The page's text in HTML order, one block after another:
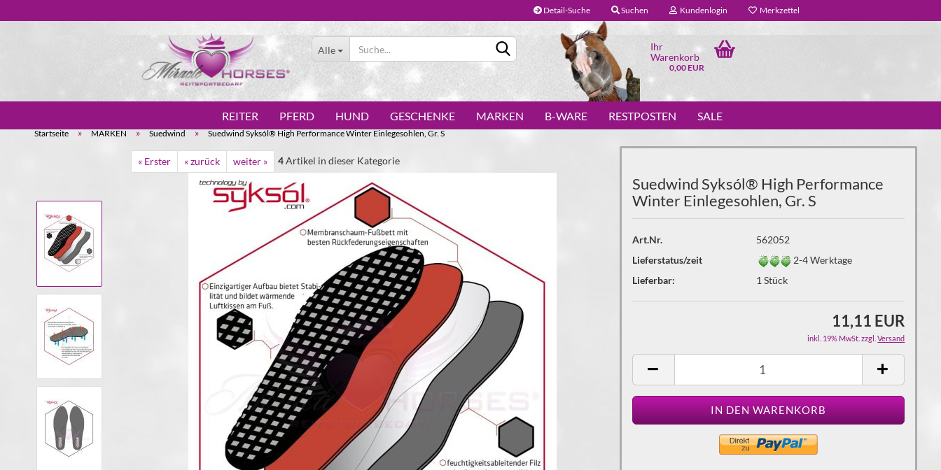
Detail-Suche Suchen Kundenlogin Merkzettel
Alle
Ihr
Warenkorb
0,00 EUR
REITER PFERD HUND GESCHENKE MARKEN B-WARE RESTPOSTEN SALE
Startseite » MARKEN » Suedwind » Suedwind Syksól® High Performance Winter Einlegesohlen, Gr. S
« Erster « zurück weiter » 4Artikel in dieser Kategorie
Suedwind Syksól® High Performance
Winter Einlegesohlen, Gr. S
Art.Nr.
562052
Lieferstatus/zeit
2-4 Werktage
Lieferbar:
1Stück
11,11 EUR
inkl. 19% MwSt. zzgl.Versand